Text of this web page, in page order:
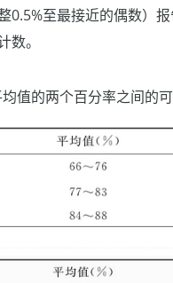
0.5%至最接近的偶数）
。
值的两个百分率之间的